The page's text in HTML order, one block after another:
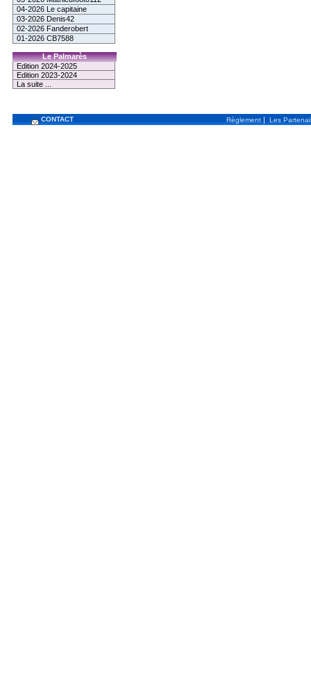
04-2026 Le capitaine
03-2026 Denis42
02-2026 Fanderobert
01-2026 CB7588
Le Palmarès
Edition 2024-2025
Edition 2023-2024
La suite ...
CONTACT Règlement | Les